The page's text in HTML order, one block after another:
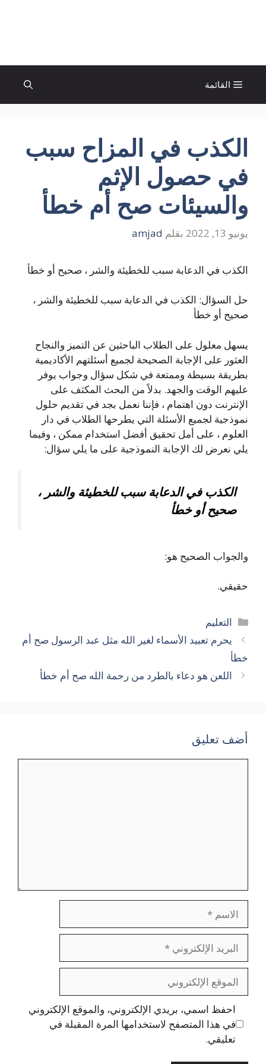
القائمة
الكذب في المزاح سبب
في حصول الإثم
والسيئات صح أم خطأ
يونيو 13, 2022 بقلم amjad
الكذب في الدعابة سبب للخطيئة والشر ، صحيح أو خطأ
حل السؤال: الكذب في الدعابة سبب للخطيئة والشر ،
صحيح أو خطأ
يسهل معلول على الطلاب الباحثين عن التميز والنجاح
العثور على الإجابة الصحيحة لجميع أسئلتهم الأكاديمية
بطريقة بسيطة وممتعة في شكل سؤال وجواب يوفر
عليهم الوقت والجهد. بدلاً من البحث المكثف على
الإنترنت دون اهتمام ، فإننا نعمل بجد في تقديم حلول
نموذجية لجميع الأسئلة التي يطرحها الطلاب في دار
العلوم ، على أمل تحقيق أفضل استخدام ممكن ، وفيما
يلي نعرض لك الإجابة النموذجية على ما يلي سؤال:
الكذب في الدعابة سبب للخطيئة والشر ،
صحيح أو خطأ
والجواب الصحيح هو:
حقيقي.
التصنيفات
التعليم
يحرم تعبيد الأسماء لغير الله مثل عبد الرسول صح أم
خطأ
اللعن هو دعاء بالطرد من رحمة الله صح أم خطأ
أضف تعليق
الاسم
البريد
الإلكتروني
الموقع
الإلكتروني
احفظ اسمي، بريدي الإلكتروني، والموقع الإلكتروني
في هذا المتصفح لاستخدامها المرة المقبلة في
تعليقي.